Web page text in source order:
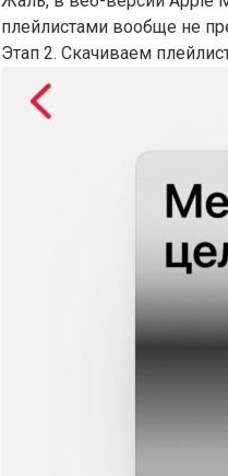
плейлистами вообще не
Этап 2. Скачиваем